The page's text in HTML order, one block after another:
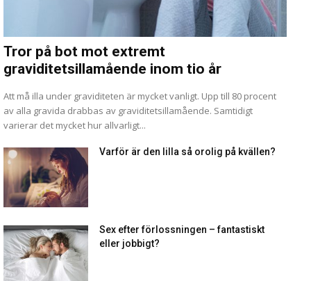
Tror på bot mot extremt
graviditetsillamående inom tio år
Att må illa under graviditeten är mycket vanligt. Upp till 80 procent
av alla gravida drabbas av graviditetsillamående. Samtidigt
varierar det mycket hur allvarligt...
Varför är den lilla så orolig på kvällen?
Sex efter förlossningen – fantastiskt
eller jobbigt?